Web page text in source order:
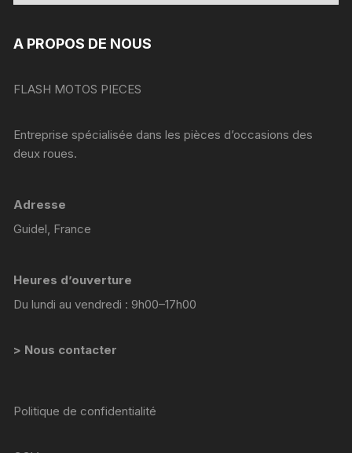
A PROPOS DE NOUS
FLASH MOTOS PIECES
Entreprise spécialisée dans les pièces d’occasions des
deux roues.
Adresse
Guidel, France
Heures d’ouverture
Du lundi au vendredi : 9h00–17h00
> Nous contacter
Politique de confidentialité